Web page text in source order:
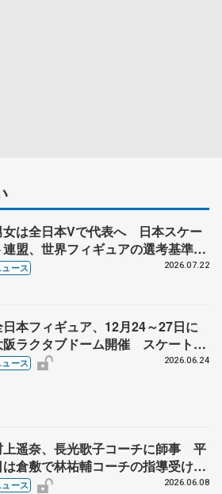
女は全日本Vで代表へ 日本スケー
連盟、世界フィギュアの選考基準を
認
ュース 2026.07.22
本フィギュア、12月24～27日に
阪ラクタブドーム開催 スケート連
新シーズン日程
ュース 2026.06.24
上遥奈、長光歌子コーチに師事 平
は倉敷で林祐輔コーチの指導受け
来季からオーストラリア選手とし
ュース 2026.06.08